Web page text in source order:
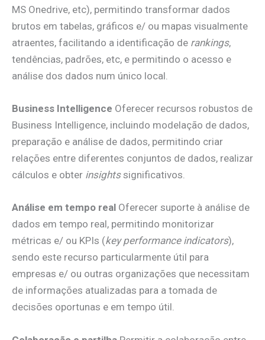
MS Onedrive, etc), permitindo transformar dados
brutos em tabelas, gráficos e/ ou mapas visualmente
atraentes, facilitando a identificação de rankings,
tendências, padrões, etc, e permitindo o acesso e
análise dos dados num único local.
Business Intelligence Oferecer recursos robustos de
Business Intelligence, incluindo modelação de dados,
preparação e análise de dados, permitindo criar
relações entre diferentes conjuntos de dados, realizar
cálculos e obter insightssignificativos.
Análise em tempo real Oferecer suporte à análise de
dados em tempo real, permitindo monitorizar
métricas e/ ou KPIs (key performance indicators),
sendo este recurso particularmente útil para
empresas e/ ou outras organizações que necessitam
de informações atualizadas para a tomada de
decisões oportunas e em tempo útil.